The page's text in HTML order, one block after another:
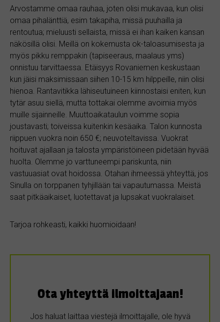
Arvostamme omaa rauhaa, joten olisi mukavaa, kun olisi
omaa pihalänttiä, esim takapiha, missä puuhailla ja
rentoutua; mieluusti sellaista, missä ei ihan kaiken kansan
näkösillä olisi. Meillä on kokemusta ok-taloasumisesta ja
myös pikku remppakin (tapiseeraus, maalaus yms)
onnistuu tarvittaessa. Etäisyys Rovaniemen keskustaan
kun jäisi maksimissaan siihen 10-15 km hilppeille, niin olisi
hienoa. Rantavitikka lähiseutuineen kiinnostaisi eniten, kun
tytär asuu siellä, mutta tottakai olemme avoimia myös
muille sijainneille. Muuttoaikataulun voimme sopia
joustavasti; toiveissa kuitenkin kesäaika. Talon kunnosta
riippuen vuokra noin 650 €; neuvoteltavissa. Vuokrat
hoituvat ajallaan ja talosta ympäristöineen pidetään hyvää
huolta. Olemme jo varttuneempi pariskunta, niin
vastuuasiat ovat hoidossa. Otahan ihmeessä yhteyttä, jos
Sinulla on torppanen tyhjillään tai vapautumassa. Meistä
saat pitkäaikaiset, luotettavat ja lupsakat vuokralaiset.
Tarjoa rohkeasti, kaikki huomioidaan!
Ota yhteyttä ilmoittajaan!
Jos haluat laittaa viestejä ilmoittajalle, ole hyvä